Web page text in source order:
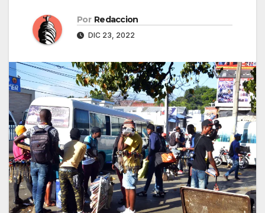
Por Redaccion
DIC 23, 2022